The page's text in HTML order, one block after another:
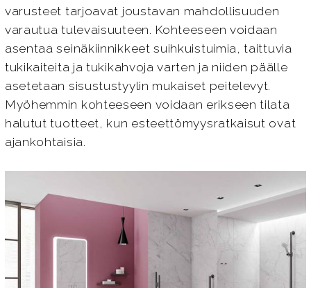
varusteet tarjoavat joustavan mahdollisuuden
varautua tulevaisuuteen. Kohteeseen voidaan
asentaa seinäkiinnikkeet suihkuistuimia, taittuvia
tukikaiteita ja tukikahvoja varten ja niiden päälle
asetetaan sisustustyylin mukaiset peitelevyt.
Myöhemmin kohteeseen voidaan erikseen tilata
halutut tuotteet, kun esteettömyysratkaisut ovat
ajankohtaisia.